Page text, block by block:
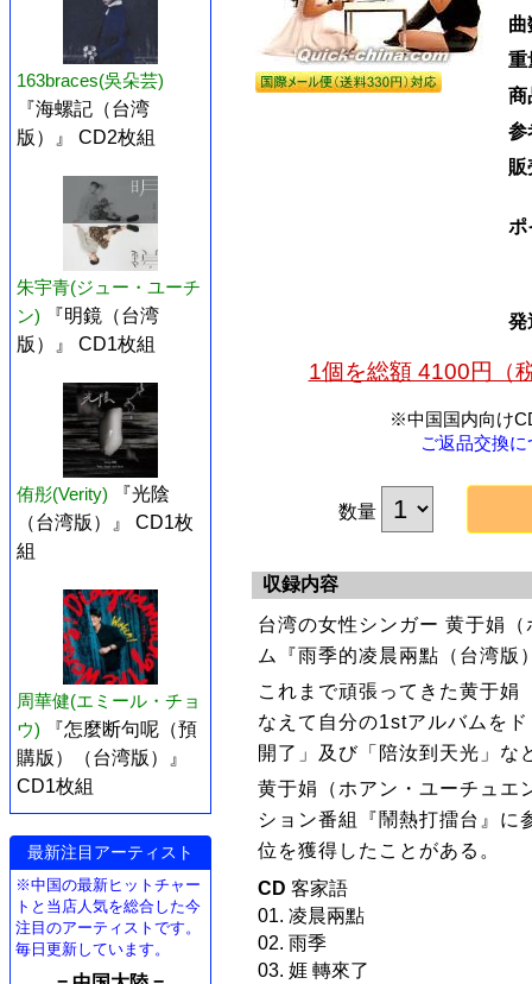
163braces(吳朵芸)
『海螺記（台湾
版）』 CD2枚組
朱宇青(ジュー・ユーチ
ン)
『明鏡（台湾
版）』 CD1枚組
侑彤(Verity)
『光陰
（台湾版）』 CD1枚
組
周華健(エミール・チョ
ウ)
『怎麼断句呢（預
購版）（台湾版）』
CD1枚組
最新注目アーティスト
※中国の最新ヒットチャー
トと当店人気を総合した今
注目のアーティストです。
毎日更新しています。
曲
重
商
参
販
ポ
発
1個を総額 4100円（
※中国国内向け
ご返品交換
数量
収録内容
台湾の女性シンガー 黄于娟
ム『雨季的凌晨兩點（台湾
これまで頑張ってきた黄于娟
なえて自分の1stアルバムを
開了」及び「陪汝到天光」な
黄于娟（ホアン・ユーチュエ
ション番組『鬧熱打擂台』に
位を獲得したことがある。
CD 客家語
01. 凌晨兩點
02. 雨季
03. 娾 轉來了